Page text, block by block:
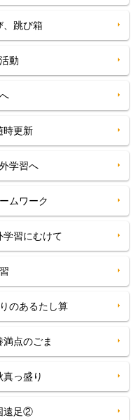
、跳び箱
動
時更新
学習へ
ムワーク
学習にむけて
のあるたし算
点のごま
っ盛り
遠足②